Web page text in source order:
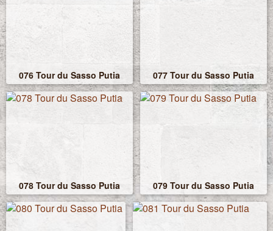
076 Tour du Sasso Putia 077 Tour du Sasso Putia
078 Tour du Sasso Putia 079 Tour du Sasso Putia